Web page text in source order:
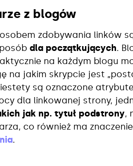
z blogów
zdobywania linków
dla początkujących.
na każdym blogu
na jakim skrypcie jest
są oznaczone
dla linkowanej strony,
jak np. tytuł podstrony,
co również ma
.